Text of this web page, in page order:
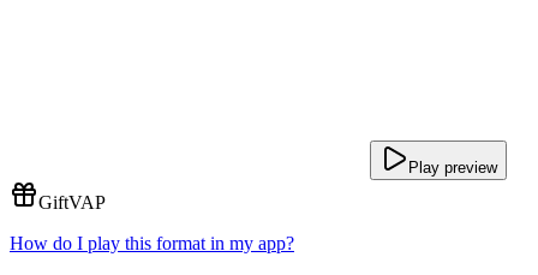
Play preview
GiftVAP
How do I play this format in my app?